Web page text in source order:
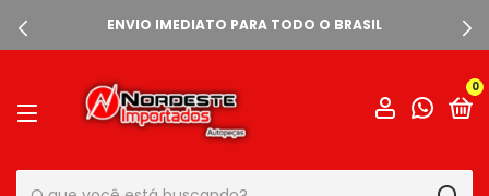
ENVIO IMEDIATO PARA TODO O BRASIL
0